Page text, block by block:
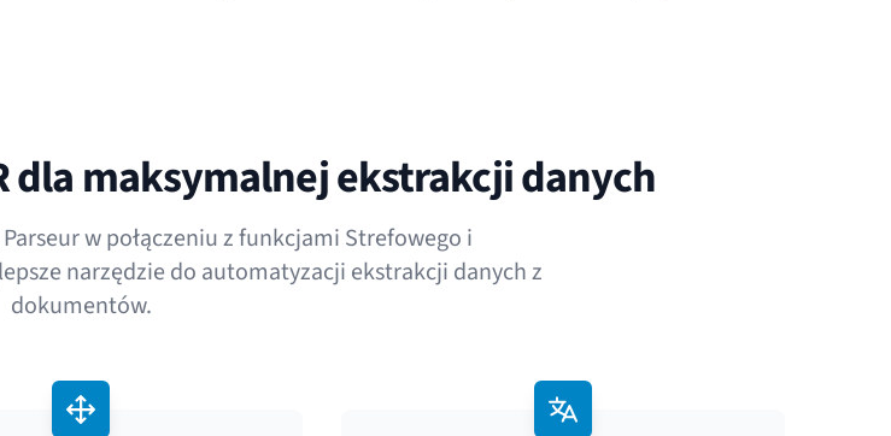
dla maksymalnej ekstrakcji danych
w połączeniu z funkcjami Strefowego i
narzędzie do automatyzacji ekstrakcji danych z
dokumentów.